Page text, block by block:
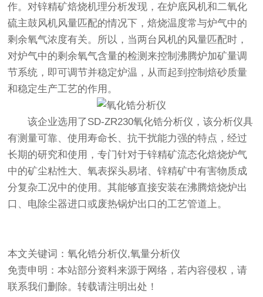
作。对锌精矿焙烧机理分析发现，在炉底风机和二氧化
硫主鼓风机风量匹配的情况下，焙烧温度常与炉气中的
剩余氧气浓度有关。所以，当两台风机的风量匹配时，
对炉气中的剩余氧气含量的检测来控制沸腾炉加矿量调
节系统，即可调节并稳定炉温，从而起到控制焙砂质量
和稳定生产工艺的作用。
该企业选用了SD-ZR230氧化锆分析仪 ，该分析仪具
有测量可靠、使用寿命长、抗干扰能力强的特点，经过
长期的研究和使用，专门针对于锌精矿流态化焙烧炉气
中的矿尘粘性大、氧表探头易堵、锌精矿中有害物质成
分复杂工况中的使用。其能够直接安装在沸腾焙烧炉出
口、电除尘器进口或废热锅炉出口的工艺管道上。
本文关键词：氧化锆分析仪,氧量分析仪
免责申明：本站部分资料来源于网络，若内容侵权，请
联系我们删除。转载请注明出处！